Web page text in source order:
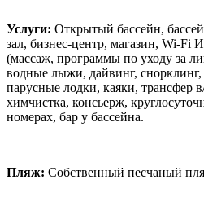
Услуги: Открытый бассейн,
зал, бизнес-центр, магазин, Wi-Fi
(массаж, программы по уходу за
водные лыжи, дайвинг, снорклинг,
парусные лодки, каяки, трансфер
химчистка, консьерж,
номерах, бар у бассейна.
Пляж: Собственный песчаный